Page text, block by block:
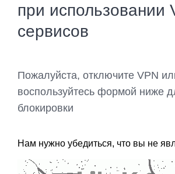
при использовании
сервисов
Пожалуйста, отключите VPN
воспользуйтесь формой ниже
блокировки
Нам нужно убедиться, что вы не